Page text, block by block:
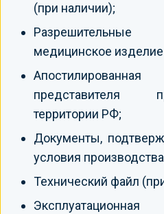
(при наличии);
медицинское
представителя
территории РФ;
Документы,
условия
Технический файл